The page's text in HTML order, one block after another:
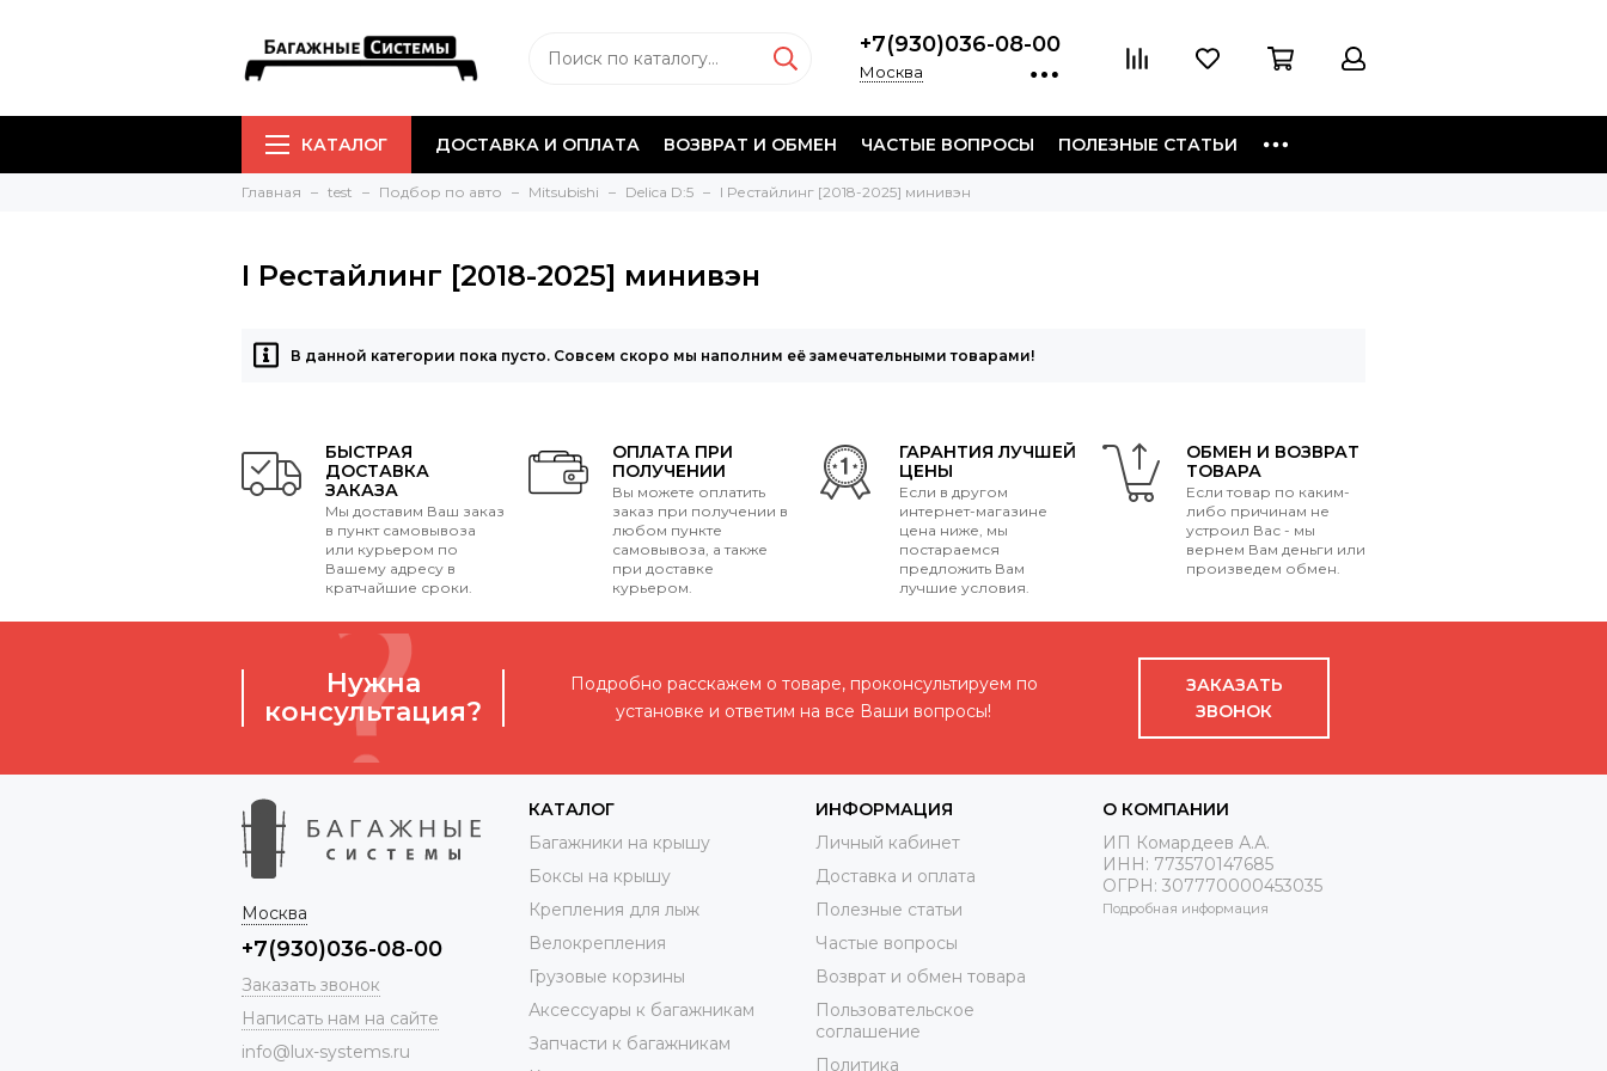
+7(930)036-08-00
Москва
КАТАЛОГ ДОСТАВКА И ОПЛАТА ВОЗВРАТ И ОБМЕН ЧАСТЫЕ ВОПРОСЫ ПОЛЕЗНЫЕ СТАТЬИ
Главная test Подбор по авто Mitsubishi Delica D:5 I Рестайлинг [2018-2025] минивэн
I Рестайлинг [2018-2025] минивэн
В данной категории пока пусто. Совсем скоро мы наполним её замечательными товарами!
БЫСТРАЯ
ДОСТАВКА
ЗАКАЗА
Мы доставим Ваш заказ
в пункт самовывоза
или курьером по
Вашему адресу в
кратчайшие сроки.
ОПЛАТА ПРИ
ПОЛУЧЕНИИ
Вы можете оплатить
заказ при получении в
любом пункте
самовывоза, а также
при доставке
курьером.
ГАРАНТИЯ ЛУЧШЕЙ
ЦЕНЫ
Если в другом
интернет-магазине
цена ниже, мы
постараемся
предложить Вам
лучшие условия.
ОБМЕН И ВОЗВРАТ
ТОВАРА
Если товар по каким-
либо причинам не
устроил Вас - мы
вернем Вам деньги или
произведем обмен.
Нужна
консультация?
Подробно расскажем о товаре, проконсультируем по
установке и ответим на все Ваши вопросы!
ЗАКАЗАТЬ
ЗВОНОК
Москва
+7(930)036-08-00
Заказать звонок
Написать нам на сайте
info@lux-systems.ru
КАТАЛОГ
Багажники на крышу
Боксы на крышу
Крепления для лыж
Велокрепления
Грузовые корзины
Аксессуары к багажникам
Запчасти к багажникам
ИНФОРМАЦИЯ
Личный кабинет
Доставка и оплата
Полезные статьи
Частые вопросы
Возврат и обмен товара
Пользовательское
соглашение
Политика
О КОМПАНИИ
ИП Комардеев А.А.
ИНН: 773570147685
ОГРН: 307770000453035
Подробная информация